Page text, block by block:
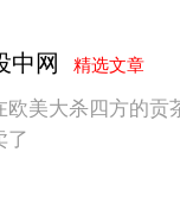
中网精选文章
欧美大杀四方的贡
了